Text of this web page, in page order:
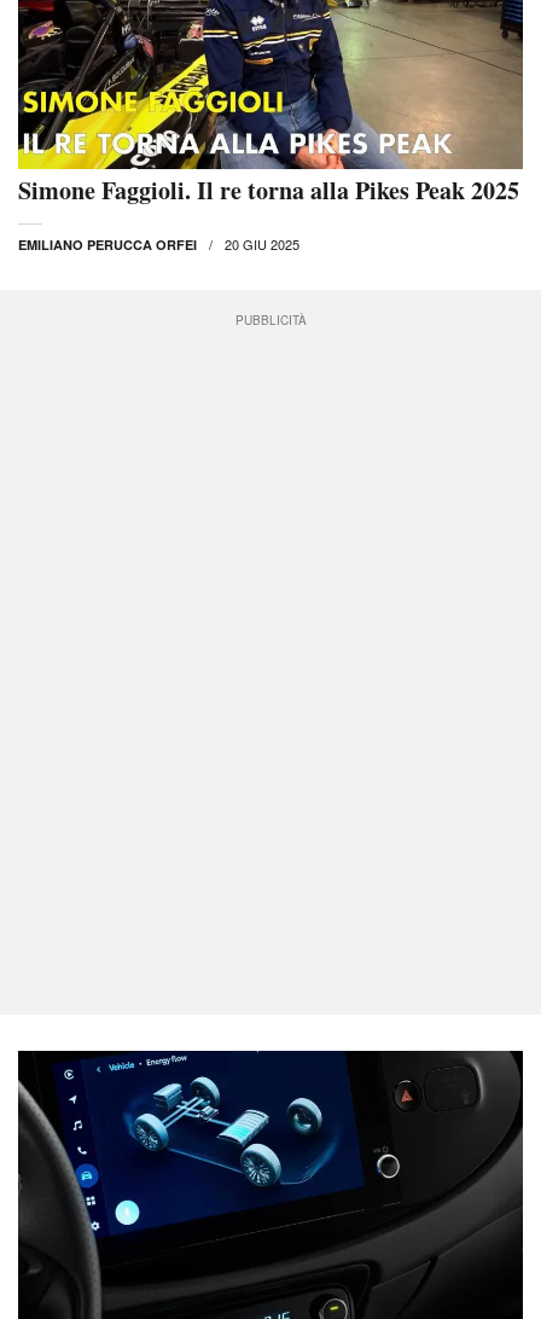
Simone Faggioli. Il re torna alla Pikes Peak 2025
EMILIANO PERUCCA ORFEI 20 GIU 2025
PUBBLICITÀ